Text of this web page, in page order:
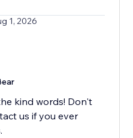
1, 2026
kind words! Don't
us if you ever